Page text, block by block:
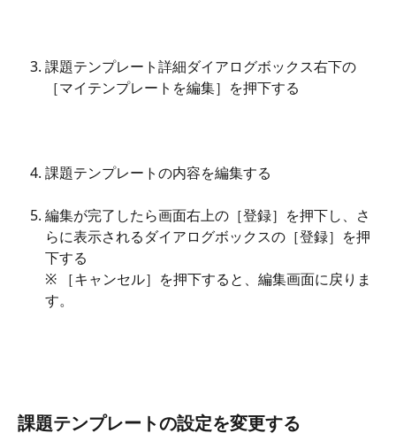
課題テンプレート詳細ダイアログボックス右下の
［マイテンプレートを編集］を押下する
課題テンプレートの内容を編集する
編集が完了したら画面右上の［登録］を押下し、さ
らに表示されるダイアログボックスの［登録］を押
下する
※ ［キャンセル］を押下すると、編集画面に戻りま
す。
課題テンプレートの設定を変更する